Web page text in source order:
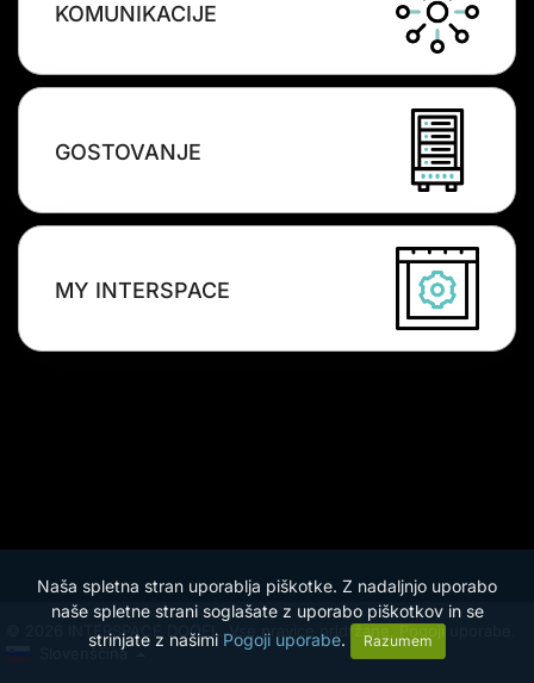
KOMUNIKACIJE
GOSTOVANJE
MY INTERSPACE
Naša spletna stran uporablja piškotke. Z nadaljnjo uporabo
naše spletne strani soglašate z uporabo piškotkov in se
strinjate z našimi Pogoji uporabe. Razumem
© 2026 INTERSPACE DOOEL. Vse pravice pridržane.
Pogoji uporabe.
Slovenščina